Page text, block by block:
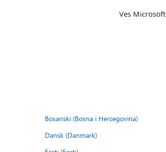
Ves Microsoft
Bosanski (Bosna i Hercegovina)
Dansk (Danmark)